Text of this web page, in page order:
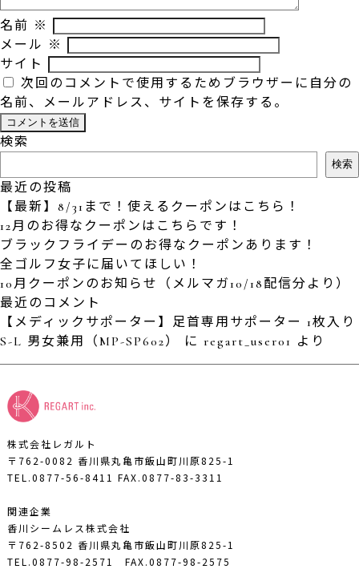
名前 ※
メール ※
サイト
次回のコメントで使用するためブラウザーに自分の
名前、メールアドレス、サイトを保存する。
検索
検索
最近の投稿
【最新】8/31まで！使えるクーポンはこちら！
12月のお得なクーポンはこちらです！
ブラックフライデーのお得なクーポンあります！
全ゴルフ女子に届いてほしい！
10月クーポンのお知らせ（メルマガ10/18配信分より）
最近のコメント
【メディックサポーター】足首専用サポーター 1枚入り
S-L 男女兼用（MP-SP602）
に regart_user01 より
株式会社レガルト
〒762-0082 香川県丸亀市飯山町川原825-1
TEL.0877-56-8411 FAX.0877-83-3311
関連企業
香川シームレス株式会社
〒762-8502 香川県丸亀市飯山町川原825-1
TEL.0877-98-2571
FAX.0877-98-2575